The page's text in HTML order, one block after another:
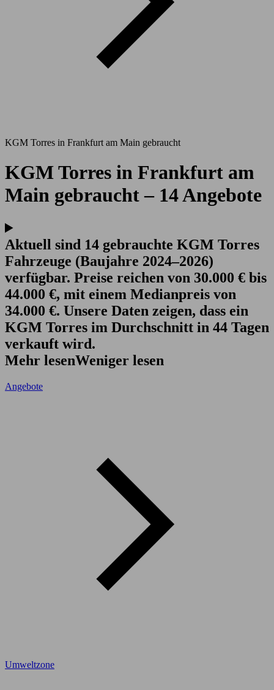
KGM Torres in Frankfurt am Main gebraucht
KGM Torres in Frankfurt am
Main gebraucht – 14 Angebote
Aktuell sind 14 gebrauchte KGM Torres
Fahrzeuge (Baujahre 2024–2026)
verfügbar. Preise reichen von 30.000 € bis
44.000 €, mit einem Medianpreis von
34.000 €. Unsere Daten zeigen, dass ein
KGM Torres im Durchschnitt in 44 Tagen
verkauft wird.
Mehr lesenWeniger lesen
Angebote
Umweltzone